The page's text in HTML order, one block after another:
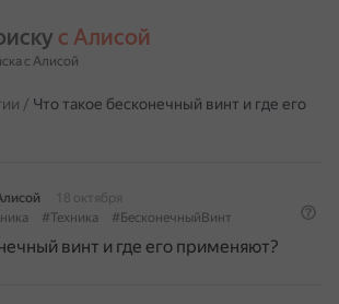
с Алисой
с Алисой
/ Что такое бесконечный винт и где его
18 октября
#Техника #БесконечныйВинт
винт и где его применяют?